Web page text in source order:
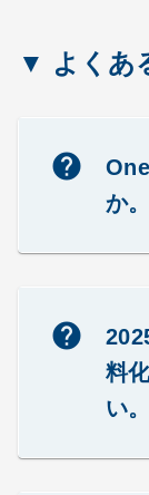
▼ よくあ
help
か。
に対
プ
複数
るこ
あな
help
料
い。